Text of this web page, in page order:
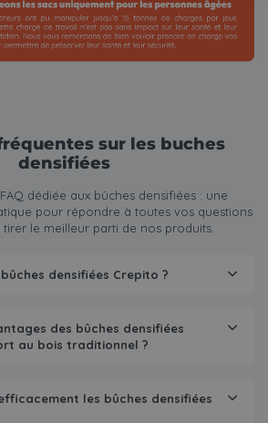
sur les buches
densifiées
dédiée aux bûches densifiées : une
pour répondre à toutes vos questions
le meilleur parti de nos produits.
densifiées Crepito ?
des bûches densifiées
au bois traditionnel ?
les bûches densifiées